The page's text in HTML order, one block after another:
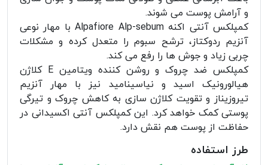
و آرامش پوست می شوند.
کمپلکس آنتی اکنه Alpafiore Alp-sebum با مهار نوعی
آنزیم ردوکتاز، ترشح سبوم را متعدل کرده و مشکلات
چربی زیاد و جوش ها را رفع می کند.
کمپلکس ضد چروک و روشن کننده ویتامین E کلاژن
هیالورونیک اسید و نیاسینامید نیز با مهار آنزیم
تیروزیناز و تقویت کلاژن سازی به کاهش چروک و تیرگی
پوستی کمک خواهد کرد. این کمپلکس آنتی اکسیدانی در
حفاظت از پوست هم نقش دارد.
طرز استفاده